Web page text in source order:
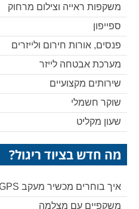
משקפות ראייה וצילום מרחוק
ספייפון
פנסים, אורות חירום ולייזרים
מערכת אבטחה לייזר
שירותים מקצועיים
שוקר חשמלי
שעון מקליט
מה חדש בציוד ריגול?
איך בוחרים מכשיר מעקב GPS?
משקפיים עם מצלמה